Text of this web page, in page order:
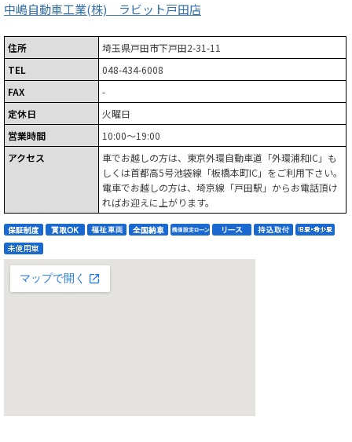
中嶋自動車工業(株) ラビット戸田店
住所
埼玉県戸田市下戸田2-31-11
TEL
048-434-6008
FAX
-
定休日
火曜日
営業時間
10:00～19:00
アクセス
車でお越しの方は、東京外環自動車道「外環浦和IC」も
しくは首都高5号池袋線「板橋本町IC」をご利用下さい。
電車でお越しの方は、埼京線「戸田駅」からお電話頂け
ればお迎えに上がります。